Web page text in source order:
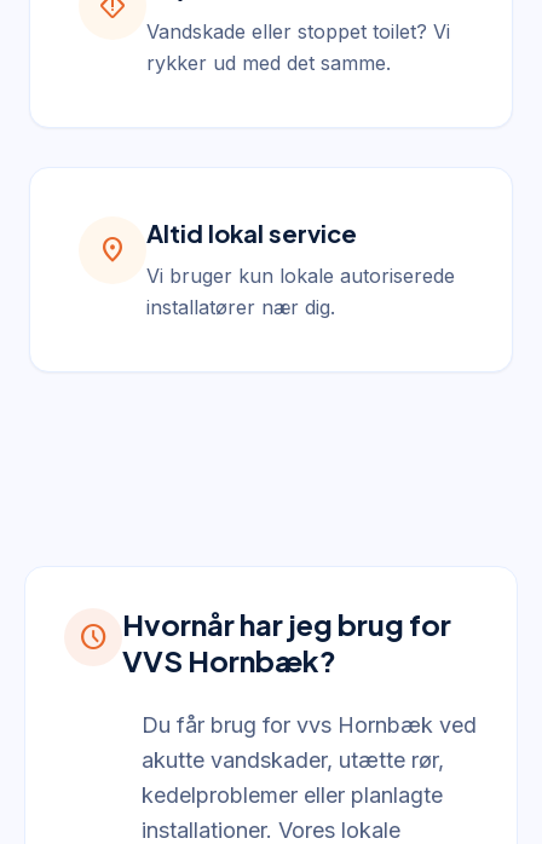
Vandskade eller stoppet toilet? Vi
rykker ud med det samme.
location_on
Altid lokal service
Vi bruger kun lokale autoriserede
installatører nær dig.
schedule Hvornår har jeg brug for
VVS Hornbæk?
Du får brug for vvs Hornbæk ved
akutte vandskader, utætte rør,
kedelproblemer eller planlagte
installationer. Vores lokale